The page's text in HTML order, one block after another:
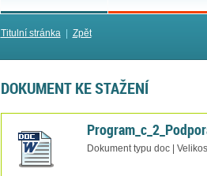
Titulní stránka| Zpět
DOKUMENT KE STAŽENÍ
Dokument typu doc |